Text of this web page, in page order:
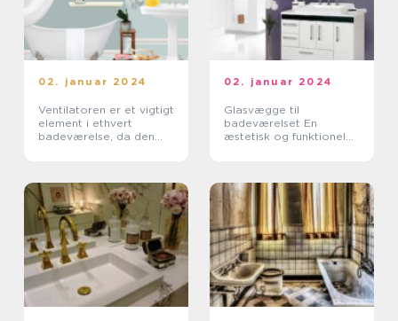
02. januar 2024
Ventilatoren er et vigtigt
element i ethvert
badeværelse, da den
damp og fugt
02. januar 2024
Glasvægge til
badeværelset En
æstetisk og funktionel